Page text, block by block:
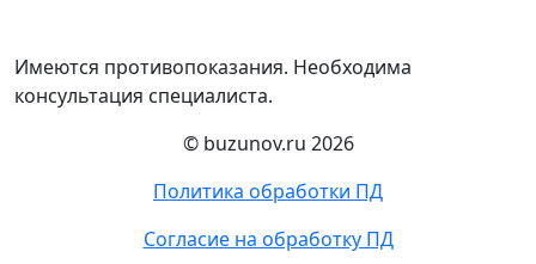
Имеются противопоказания. Необходима
консультация специалиста.
© buzunov.ru 2026
Политика обработки ПД
Согласие на обработку ПД